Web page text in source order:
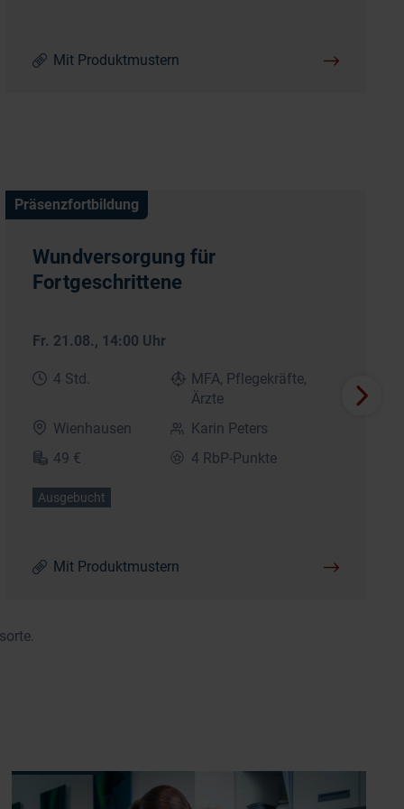
Mit Produktmustern
Präsenzfortbildung
Wundversorgung für
Fortgeschrittene
Fr. 21.08., 14:00 Uhr
4 Std.
MFA, Pflegekräfte,
Ärzte
Wienhausen
Karin Peters
49 €
4 RbP-Punkte
Ausgebucht
Mit Produktmustern